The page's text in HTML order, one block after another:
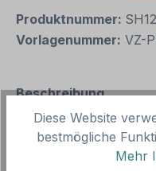
Produktnummer:
Vorlagenummer: VZ-
Beschreibung
Verkehrsschild /
Naturschutzgebiet -
Naturschutzschilder
Diese Website
bestmögliche
Mehr